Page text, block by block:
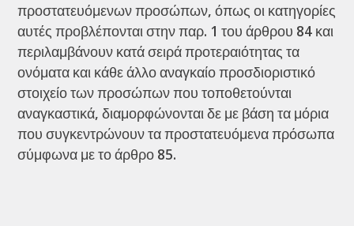
προστατευόμενων προσώπων, όπως οι κατηγορίες
αυτές προβλέπονται στην παρ. 1 του άρθρου 84 και
περιλαμβάνουν κατά σειρά προτεραιότητας τα
ονόματα και κάθε άλλο αναγκαίο προσδιοριστικό
στοιχείο των προσώπων που τοποθετούνται
αναγκαστικά, διαμορφώνονται δε με βάση τα μόρια
που συγκεντρώνουν τα προστατευόμενα πρόσωπα
σύμφωνα με το άρθρο 85.